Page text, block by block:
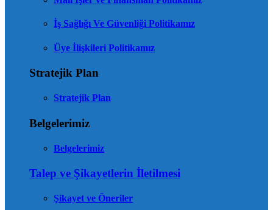
İş Sağlığı Ve Güvenliği Politikamız
Üye İlişkileri Politikamız
Stratejik Plan
Stratejik Plan
Belgelerimiz
Belgelerimiz
Talep ve Şikayetlerin İletilmesi
Şikayet ve Öneriler